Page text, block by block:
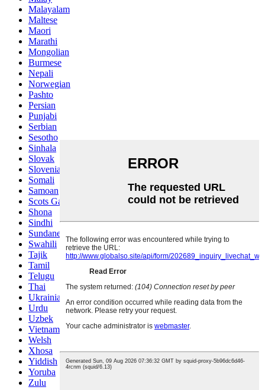
Malayalam
Maltese
Maori
Marathi
Mongolian
Burmese
Nepali
Norwegian
Pashto
Persian
Punjabi
Serbian
Sesotho
Sinhala
Slovak
Slovenian
Somali
Samoan
Scots Gaelic
Shona
Sindhi
Sundanese
Swahili
Tajik
Tamil
Telugu
Thai
Ukrainian
Urdu
Uzbek
Vietnamese
Welsh
Xhosa
Yiddish
Yoruba
Zulu